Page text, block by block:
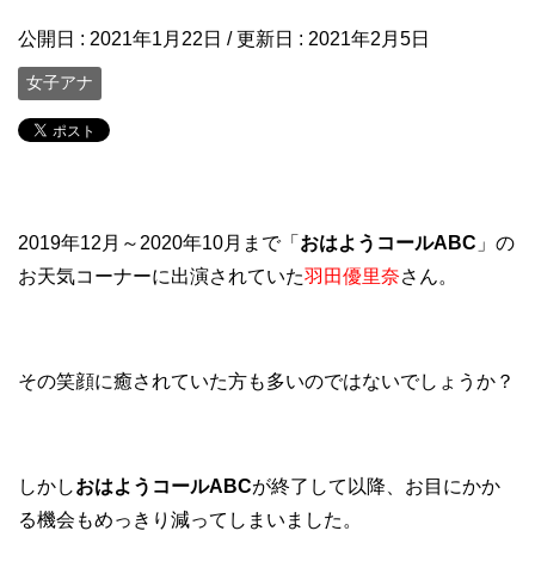
公開日 : 2021年1月22日 / 更新日 : 2021年2月5日
女子アナ
2019年12月～2020年10月まで「 おはようコールABC 」の
お天気コーナーに出演されていた羽田優里奈さん。
その笑顔に癒されていた方も多いのではないでしょうか？
しかしおはようコールABCが終了して以降、お目にかか
る機会もめっきり減ってしまいました。